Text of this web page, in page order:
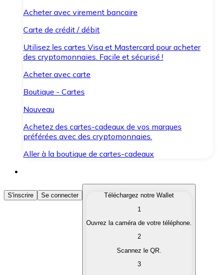
Acheter avec virement bancaire
Carte de crédit / débit
Utilisez les cartes Visa et Mastercard pour acheter
des cryptomonnaies. Facile et sécurisé !
Acheter avec carte
Boutique - Cartes
Nouveau
Achetez des cartes-cadeaux de vos marques
préférées avec des cryptomonnaies.
Aller à la boutique de cartes-cadeaux
Acheter des Cryptomonnaies
Achetez les cryptomonnaies qui vous intéressent
Convertissez vos cryptomonnaies en monnaie
S'inscrire Se connecter
Téléchargez notre Wallet
1
Ouvrez la caméra de votre téléphone.
2
Scannez le QR.
3